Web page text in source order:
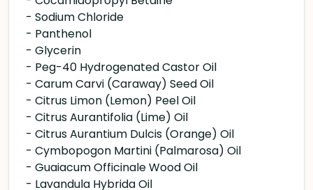
- Sodium Chloride
- Panthenol
- Glycerin
- Peg-40 Hydrogenated Castor Oil
- Carum Carvi (Caraway) Seed Oil
- Citrus Limon (Lemon) Peel Oil
- Citrus Aurantifolia (Lime) Oil
- Citrus Aurantium Dulcis (Orange) Oil
- Cymbopogon Martini (Palmarosa) Oil
- Guaiacum Officinale Wood Oil
- Lavandula Hybrida Oil